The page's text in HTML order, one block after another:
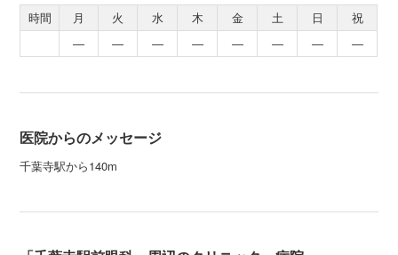
時間 月 火 水 木 金 土 日
祝
―
― ― ― ― ― ― ―
医院からのメッセージ
千葉寺駅から140m